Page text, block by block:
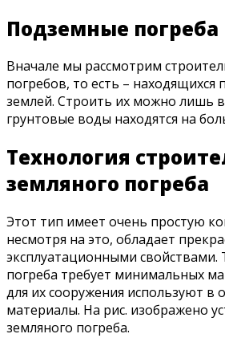
Подземные погреба
Вначале мы рассмотрим
погребов, то есть – находящихся
землей. Строить их можно лишь в
грунтовые воды находятся на
Технология
земляного погреба
Этот тип имеет очень простую
несмотря на это, обладает
эксплуатационными свойствами.
погреба требует минимальных
для их сооружения используют в
материалы. На рис. изображено
земляного погреба.